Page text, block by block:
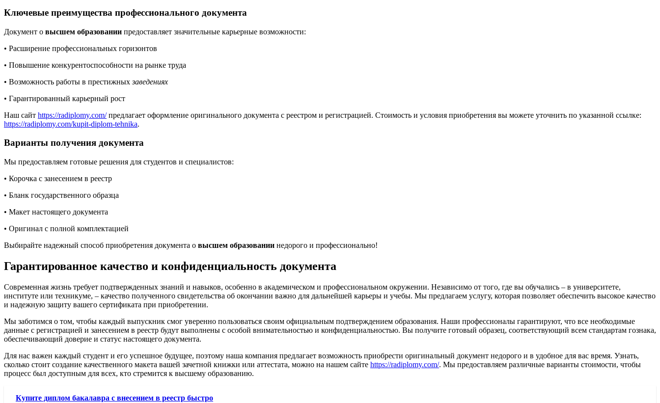
Ключевые преимущества профессионального документа
Документ о высшем образовании предоставляет значительные карьерные возможности:
• Расширение профессиональных горизонтов
• Повышение конкурентоспособности на рынке труда
• Возможность работы в престижныхзаведениях
• Гарантированный карьерный рост
Наш сайт https://radiplomy.com/предлагает оформление оригинального документа с реестром и регистрацией. Стоимость и условия приобретения вы можете уточнить по указанной ссылке:
https://radiplomy.com/kupit-diplom-tehnika.
Варианты получения документа
Мы предоставляем готовые решения для студентов и специалистов:
• Корочка с занесением в реестр
• Бланк государственного образца
• Макет настоящего документа
• Оригинал с полной комплектацией
Выбирайте надежный способ приобретения документа о высшем образовании недорого и профессионально!
Гарантированное качество и конфиденциальность документа
Современная жизнь требует подтвержденных знаний и навыков, особенно в академическом и профессиональном окружении. Независимо от того, где вы обучались – в университете,
институте или техникуме, – качество полученного свидетельства об окончании важно для дальнейшей карьеры и учебы. Мы предлагаем услугу, которая позволяет обеспечить высокое качество
и надежную защиту вашего сертификата при приобретении.
Мы заботимся о том, чтобы каждый выпускник смог уверенно пользоваться своим официальным подтверждением образования. Наши профессионалы гарантируют, что все необходимые
данные с регистрацией и занесением в реестр будут выполнены с особой внимательностью и конфиденциальностью. Вы получите готовый образец, соответствующий всем стандартам гознака,
обеспечивающий доверие и статус настоящего документа.
Для нас важен каждый студент и его успешное будущее, поэтому наша компания предлагает возможность приобрести оригинальный документ недорого и в удобное для вас время. Узнать,
сколько стоит создание качественного макета вашей зачетной книжки или аттестата, можно на нашем сайте https://radiplomy.com/. Мы предоставляем различные варианты стоимости, чтобы
процесс был доступным для всех, кто стремится к высшему образованию.
Купите диплом бакалавра с внесением в реестр быстро